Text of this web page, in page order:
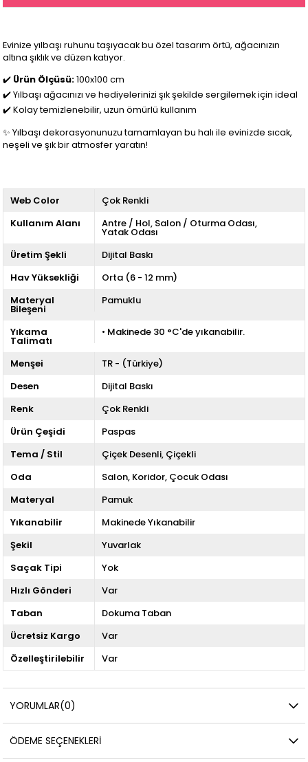
Evinize yılbaşı ruhunu taşıyacak bu özel tasarım örtü, ağacınızın
altına şıklık ve düzen katıyor.
✔️ Ürün Ölçüsü:100x100 cm
✔️ Yılbaşı ağacınızı ve hediyelerinizi şık şekilde sergilemek için ideal
✔️ Kolay temizlenebilir, uzun ömürlü kullanım
✨ Yılbaşı dekorasyonunuzu tamamlayan bu halı ile evinizde sıcak,
neşeli ve şık bir atmosfer yaratın!
Web Color
Çok Renkli
Kullanım Alanı
Antre / Hol Salon / Oturma Odası
Yatak Odası
Üretim Şekli
Dijital Baskı
Hav Yüksekliği
Orta (6 - 12 mm)
Materyal
Bileşeni
Pamuklu
Yıkama
Talimatı
• Makinede 30 °C'de yıkanabilir.
Menşei
TR - (Türkiye)
Desen
Dijital Baskı
Renk
Çok Renkli
Ürün Çeşidi
Paspas
Tema / Stil
Çiçek Desenli Çiçekli
Oda
Salon Koridor Çocuk Odası
Materyal
Pamuk
Yıkanabilir
Makinede Yıkanabilir
Şekil
Yuvarlak
Saçak Tipi
Yok
Hızlı Gönderi
Var
Taban
Dokuma Taban
Ücretsiz Kargo
Var
Özelleştirilebilir
Var
YORUMLAR(0)
ÖDEME SEÇENEKLERI